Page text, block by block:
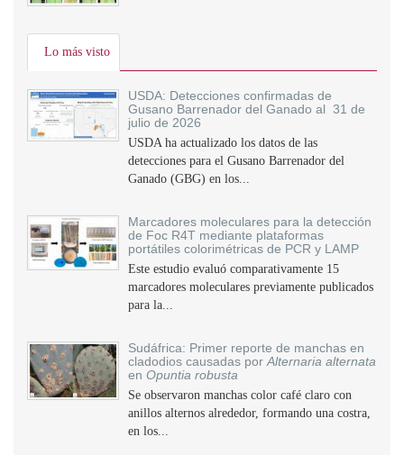
Lo más visto
USDA: Detecciones confirmadas de
Gusano Barrenador del Ganado al 31 de
julio de 2026
USDA ha actualizado los datos de las
detecciones para el Gusano Barrenador del
Ganado (GBG) en los...
Marcadores moleculares para la detección
de Foc R4T mediante plataformas
portátiles colorimétricas de PCR y LAMP
Este estudio evaluó comparativamente 15
marcadores moleculares previamente publicados
para la...
Sudáfrica: Primer reporte de manchas en
cladodios causadas por Alternaria alternata
en Opuntia robusta
Se observaron manchas color café claro con
anillos alternos alrededor, formando una costra,
en los...